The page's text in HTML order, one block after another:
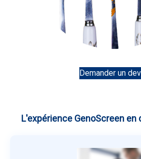
Demander un
L'expérience GenoScreen en